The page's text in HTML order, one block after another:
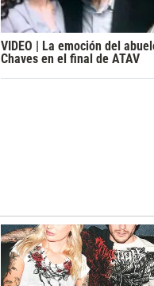
VIDEO | La emoción del
Chaves en el final de ATAV